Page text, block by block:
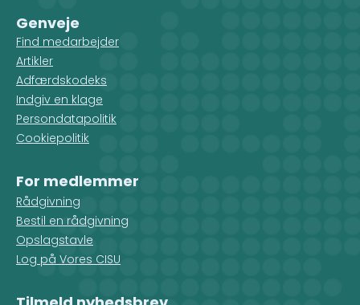
Genveje
Find medarbejder
Artikler
Adfærdskodeks
Indgiv en klage
Persondatapolitik
Cookiepolitik
For medlemmer
Rådgivning
Bestil en rådgivning
Opslagstavle
Log på Vores CISU